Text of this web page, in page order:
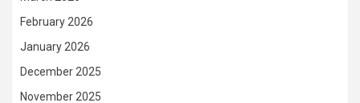
February 2026
January 2026
December 2025
November 2025